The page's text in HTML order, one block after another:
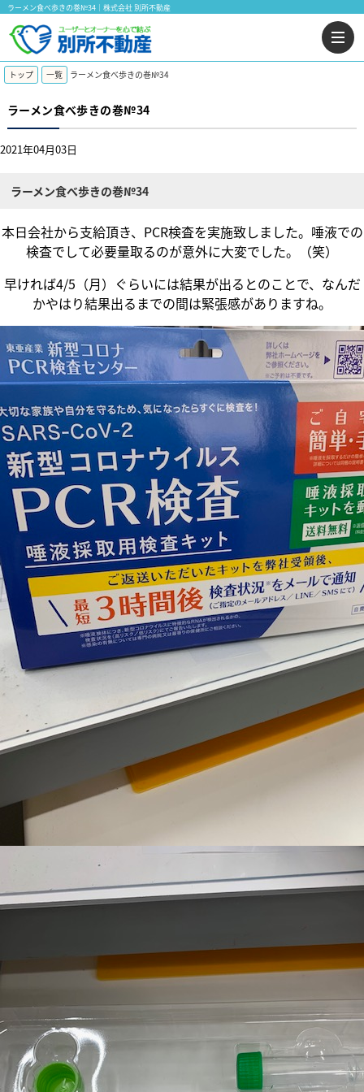
ラーメン食べ歩きの巻№34｜株式会社 別所不動産
トップ 一覧 ラーメン食べ歩きの巻№34
ラーメン食べ歩きの巻№34
2021年04月03日
ラーメン食べ歩きの巻№34
本日会社から支給頂き、PCR検査を実施致しました。唾液での
検査でして必要量取るのが意外に大変でした。（笑）
早ければ4/5（月）ぐらいには結果が出るとのことで、なんだ
かやはり結果出るまでの間は緊張感がありますね。